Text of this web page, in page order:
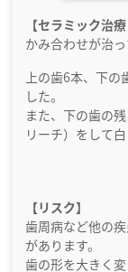
【セラミック治
かみ合わせが治
上の歯6本、下
した。
また、下の歯の
リーチ）をして白
【リスク】
歯周病など他の
があります。
歯の形を大きく